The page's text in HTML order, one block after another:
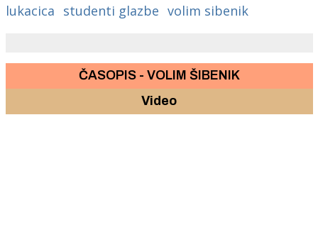
lukacica studenti glazbe volim sibenik
ČASOPIS - VOLIM ŠIBENIK
Video